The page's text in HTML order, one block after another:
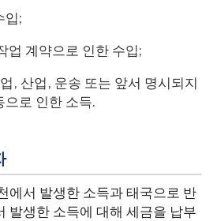
입;
업 계약으로 인한 수입;
, 산업, 운송 또는 앞서 명시되지
으로 인한 소득.
에서 발생한 소득과 태국으로 반
발생한 소득에 대해 세금을 납부